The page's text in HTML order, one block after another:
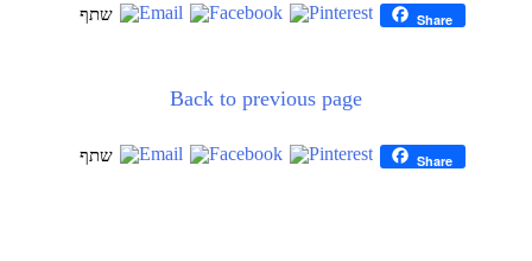
Share
Back to previous page
Share